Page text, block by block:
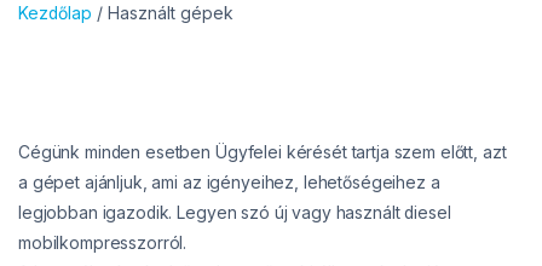
Kezdőlap / Használt gépek
Cégünk minden esetben Ügyfelei kérését tartja szem előtt, azt
a gépet ajánljuk, ami az igényeihez, lehetőségeihez a
legjobban igazodik. Legyen szó új vagy használt diesel
mobilkompresszorról.